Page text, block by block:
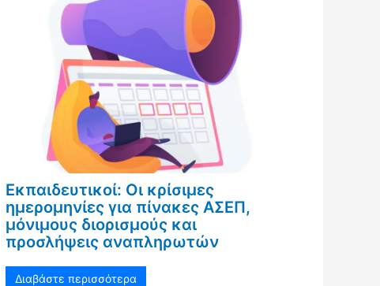
Εκπαιδευτικοί: Οι κρίσιμες
ημερομηνίες για πίνακες ΑΣΕΠ,
μόνιμους διορισμούς και
προσλήψεις αναπληρωτών
Διαβάστε περισσότερα